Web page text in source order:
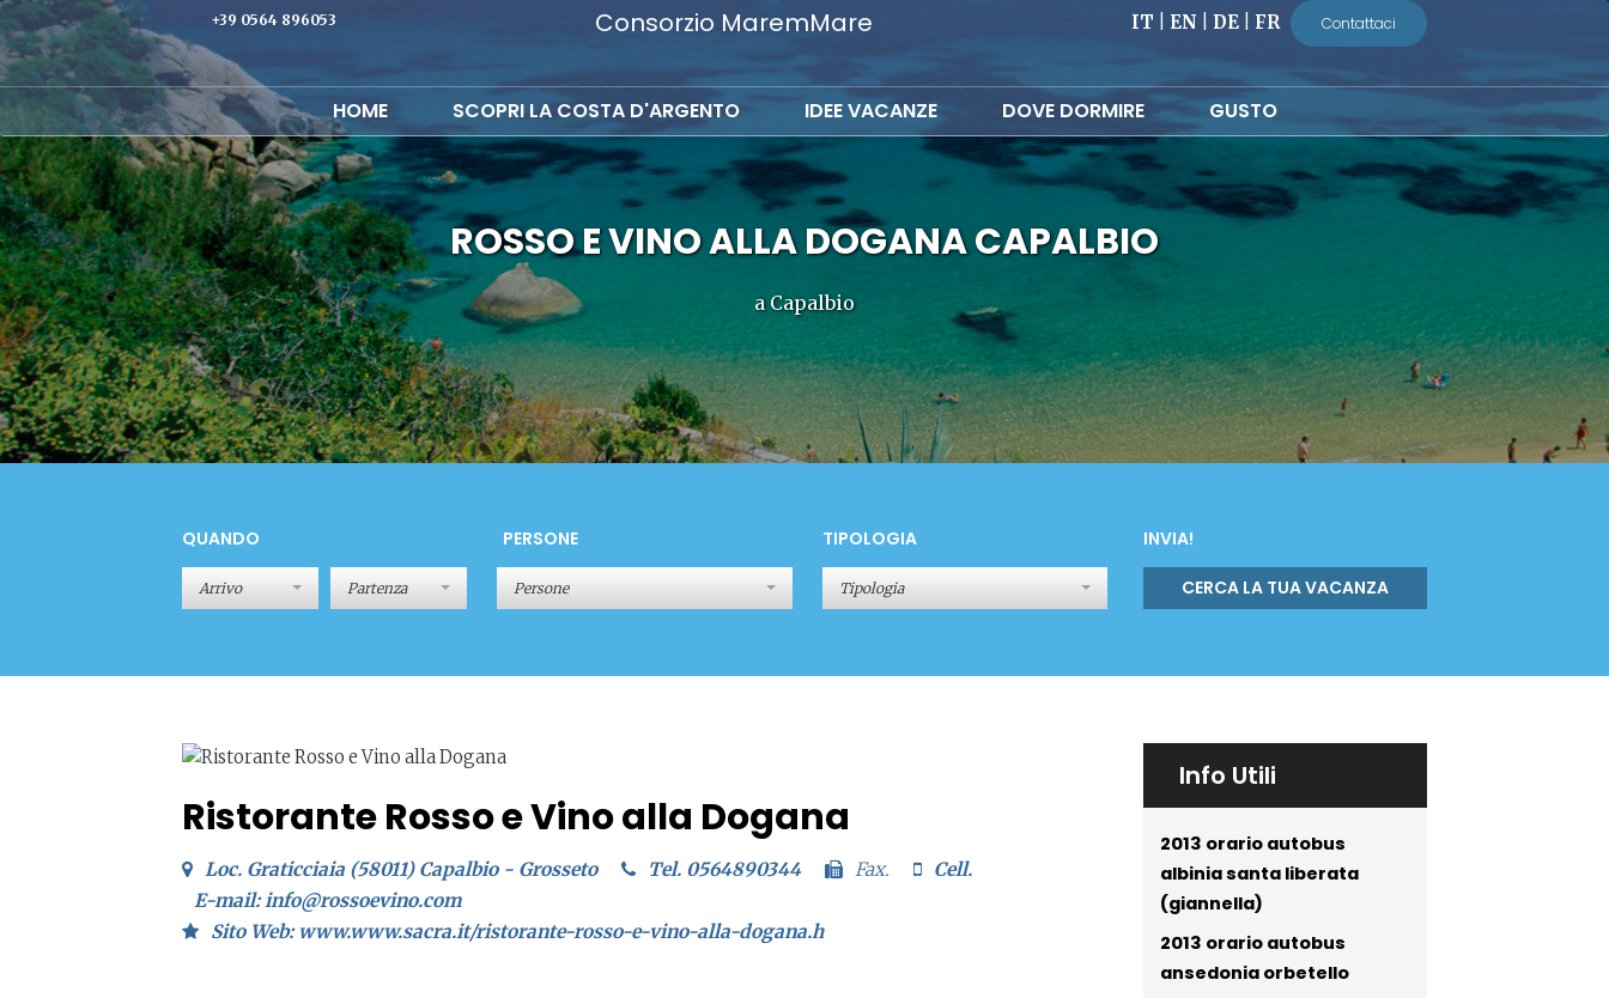
+39 0564 896053 IT EN DE FR Contattaci
Consorzio MaremMare
HOME SCOPRI LA COSTA D'ARGENTO IDEE VACANZE DOVE DORMIRE GUSTO
ROSSO E VINO ALLA DOGANA CAPALBIO
a Capalbio
QUANDO PERSONE
Persone
TIPOLOGIA
Tipologia
INVIA!
CERCA LA TUA VACANZA
Ristorante Rosso e Vino alla Dogana
Loc. Graticciaia (58011) Capalbio - Grosseto Tel. 0564890344 Fax.
Cell.
E-mail: info@rossoevino.com
Sito Web: www.www.sacra.it/ristorante-rosso-e-vino-alla-dogana.h
Info Utili
2013 orario autobus
albinia santa liberata
(giannella)
2013 orario autobus
ansedonia orbetello